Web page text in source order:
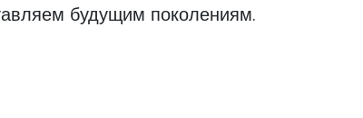
будущим поколениям.